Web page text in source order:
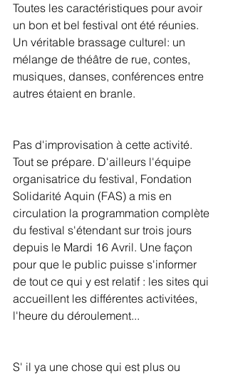
Toutes les caractéristiques pour avoir
un bon et bel festival ont été réunies.
Un véritable brassage culturel: un
mélange de théâtre de rue, contes,
musiques, danses, conférences entre
autres étaient en branle.
Pas d'improvisation à cette activité.
Tout se prépare. D'ailleurs l'équipe
organisatrice du festival, Fondation
Solidarité Aquin (FAS) a mis en
circulation la programmation complète
du festival s'étendant sur trois jours
depuis le Mardi 16 Avril. Une façon
pour que le public puisse s'informer
de tout ce qui y est relatif : les sites qui
accueillent les différentes activitées,
l'heure du déroulement...
S' il ya une chose qui est plus ou